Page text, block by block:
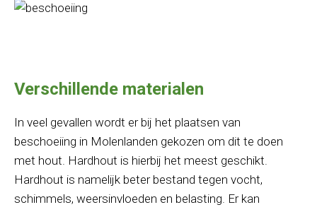
Verschillende materialen
In veel gevallen wordt er bij het plaatsen van
beschoeiing in Molenlanden gekozen om dit te doen
met hout. Hardhout is hierbij het meest geschikt.
Hardhout is namelijk beter bestand tegen vocht,
schimmels, weersinvloeden en belasting. Er kan